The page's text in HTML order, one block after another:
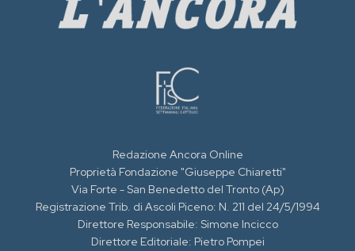
Redazione Ancora Online
Proprietà Fondazione "Giuseppe Chiaretti"
Via Forte - San Benedetto del Tronto (Ap)
Registrazione Trib. di Ascoli Piceno: N. 211 del 24/5/1994
Direttore Responsabile: Simone Incicco
Direttore Editoriale: Pietro Pompei